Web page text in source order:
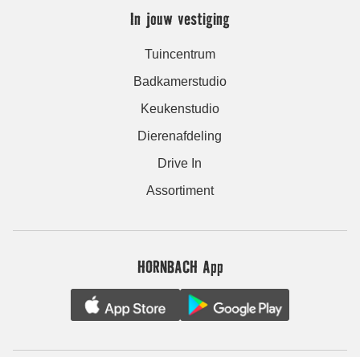
In jouw vestiging
Tuincentrum
Badkamerstudio
Keukenstudio
Dierenafdeling
Drive In
Assortiment
HORNBACH App